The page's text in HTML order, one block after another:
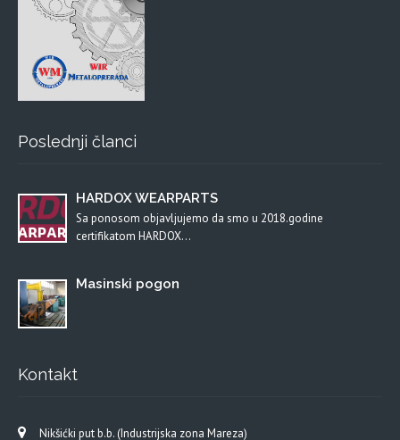
Poslednji članci
HARDOX WEARPARTS
Sa ponosom objavljujemo da smo u 2018.godine
certifikatom HARDOX…
Masinski pogon
Kontakt
Nikšićki put b.b. (Industrijska zona Mareza)